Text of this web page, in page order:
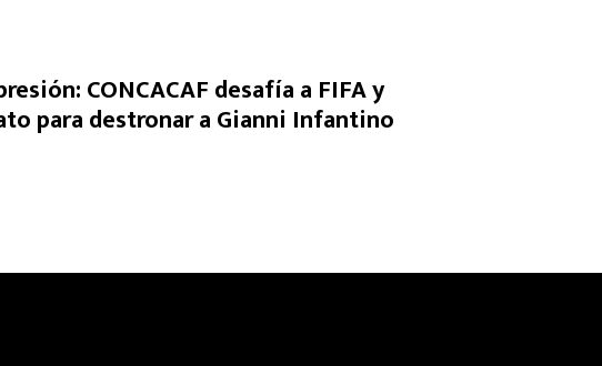
CONCACAF desafía a FIFA y
para destronar a Gianni Infantino